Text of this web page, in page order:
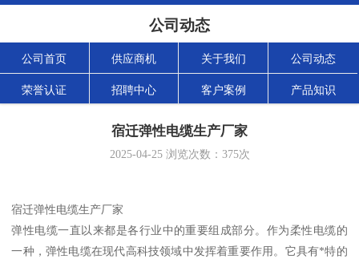
公司动态
公司首页 供应商机 关于我们 公司动态
荣誉认证 招聘中心 客户案例 产品知识
宿迁弹性电缆生产厂家
2025-04-25浏览次数： 375次
宿迁弹性电缆生产厂家
弹性电缆一直以来都是各行业中的重要组成部分。作为柔性电缆的
一种，弹性电缆在现代高科技领域中发挥着重要作用。它具有*特的